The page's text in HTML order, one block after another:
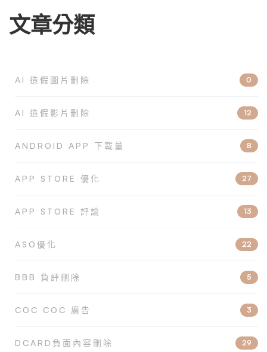
文章分類
AI 造假圖片刪除 0
AI 造假影片刪除 12
ANDROID APP 下載量 8
APP STORE 優化 27
APP STORE 評論 13
ASO優化 22
BBB 負評刪除 5
COC COC 廣告 3
DCARD負面內容刪除 29